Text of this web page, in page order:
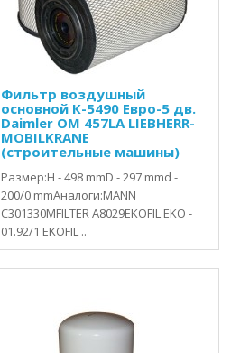
Фильтр воздушный
основной К-5490 Евро-5 дв.
Daimler OM 457LA LIEBHERR-
MOBILKRANE
(строительные машины)
Размер:H - 498 mmD - 297 mmd -
200/0 mmАналоги:MANN
C301330MFILTER A8029EKOFIL EKO -
01.92/1 EKOFIL ..